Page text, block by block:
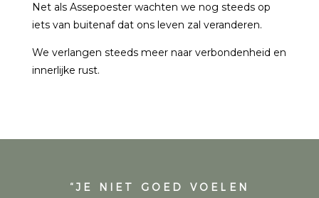
Net als Assepoester wachten we nog steeds op
iets van buitenaf dat ons leven zal veranderen.
We verlangen steeds meer naar verbondenheid en
innerlijke rust.
“JE NIET GOED VOELEN